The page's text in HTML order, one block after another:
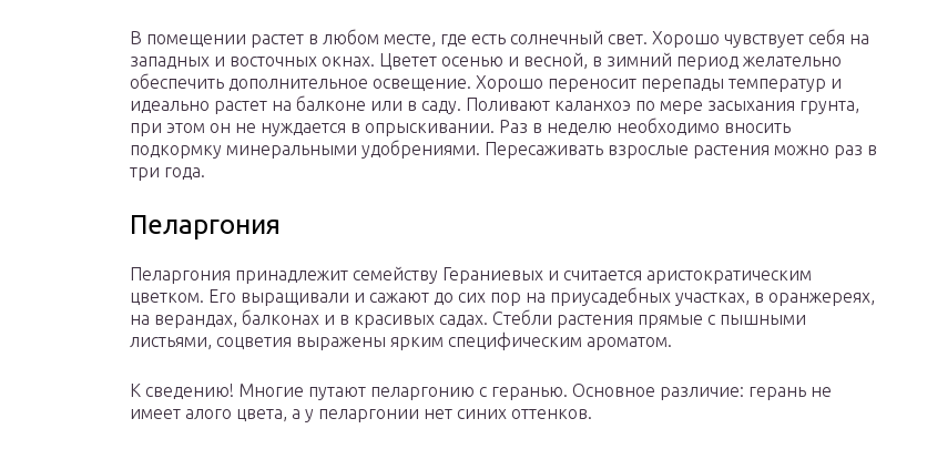
В помещении растет в любом месте, где есть солнечный свет. Хорошо чувствует себя на
западных и восточных окнах. Цветет осенью и весной, в зимний период желательно
обеспечить дополнительное освещение. Хорошо переносит перепады температур и
идеально растет на балконе или в саду. Поливают каланхоэ по мере засыхания грунта,
при этом он не нуждается в опрыскивании. Раз в неделю необходимо вносить
подкормку минеральными удобрениями. Пересаживать взрослые растения можно раз в
три года.
Пеларгония
Пеларгония принадлежит семейству Гераниевых и считается аристократическим
цветком. Его выращивали и сажают до сих пор на приусадебных участках, в оранжереях,
на верандах, балконах и в красивых садах. Стебли растения прямые с пышными
листьями, соцветия выражены ярким специфическим ароматом.
К сведению! Многие путают пеларгонию с геранью. Основное различие: герань не
имеет алого цвета, а у пеларгонии нет синих оттенков.